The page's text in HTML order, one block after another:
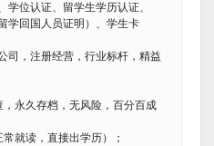
位认证、留学生学历认证、
学回国人员证明）、学生卡
司，注册经营，行业标杆，精益
永久存档，无风险，百分百成
就读，直接出学历）；